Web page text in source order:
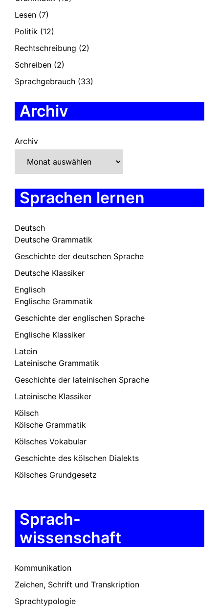
Lesen (7)
Politik (12)
Rechtschreibung (2)
Schreiben (2)
Sprachgebrauch (33)
Archiv
Archiv
Sprachen lernen
Deutsch
Deutsche Grammatik
Geschichte der deutschen Sprache
Deutsche Klassiker
Englisch
Englische Grammatik
Geschichte der englischen Sprache
Englische Klassiker
Latein
Lateinische Grammatik
Geschichte der lateinischen Sprache
Lateinische Klassiker
Kölsch
Kölsche Grammatik
Kölsches Vokabular
Geschichte des kölschen Dialekts
Kölsches Grundgesetz
Sprach-
wissenschaft
Kommunikation
Zeichen, Schrift und Transkription
Sprachtypologie